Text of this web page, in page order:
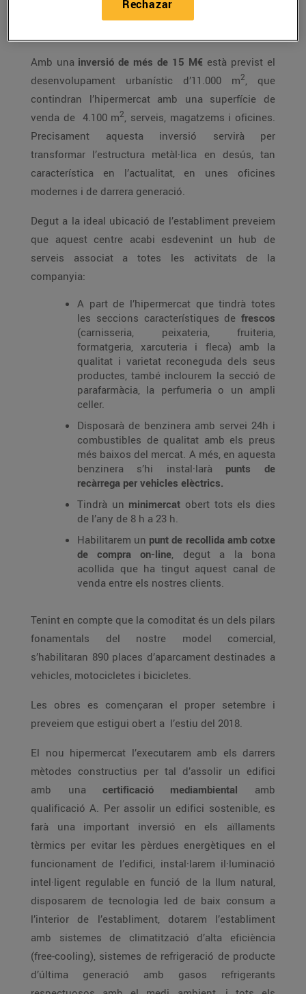
Amb una inversió de més de 15 M€ està previst el
desenvolupament urbanístic d’11.000 m2, que
contindran l’hipermercat amb una superfície de
venda de 4.100 m2, serveis, magatzems i oficines.
Precisament aquesta inversió servirà per
transformar l’estructura metàl·lica en desús, tan
característica en l’actualitat, en unes oficines
modernes i de darrera generació.
Degut a la ideal ubicació de l’establiment preveiem
que aquest centre acabi esdevenint un hub de
serveis associat a totes les activitats de la
companyia:
A part de l’hipermercat que tindrà totes
les seccions característiques de frescos
(carnisseria, peixateria, fruiteria,
formatgeria, xarcuteria i fleca) amb la
qualitat i varietat reconeguda dels seus
productes, també inclourem la secció de
parafarmàcia, la perfumeria o un ampli
celler.
Disposarà de benzinera amb servei 24h i
combustibles de qualitat amb els preus
més baixos del mercat. A més, en aquesta
benzinera s’hi instal·larà punts de
recàrrega per vehicles elèctrics.
Tindrà un minimercat obert tots els dies
de l’any de 8 h a 23 h.
Habilitarem un punt de recollida amb cotxe
de compra on-line, degut a la bona
acollida que ha tingut aquest canal de
venda entre els nostres clients.
Tenint en compte que la comoditat és un dels pilars
fonamentals del nostre model comercial,
s’habilitaran 890 places d’aparcament destinades a
vehicles, motocicletes i bicicletes.
Les obres es començaran el proper setembre i
preveiem que estigui obert a l’estiu del 2018.
El nou hipermercat l’executarem amb els darrers
mètodes constructius per tal d’assolir un edifici
amb una certificació mediambiental amb
qualificació A. Per assolir un edifici sostenible, es
farà una important inversió en els aïllaments
tèrmics per evitar les pèrdues energètiques en el
funcionament de l’edifici, instal·larem il·luminació
intel·ligent regulable en funció de la llum natural,
disposarem de tecnologia led de baix consum a
l’interior de l’establiment, dotarem l’establiment
amb sistemes de climatització d’alta eficiència
(free-cooling), sistemes de refrigeració de producte
d’última generació amb gasos refrigerants
Rechazar